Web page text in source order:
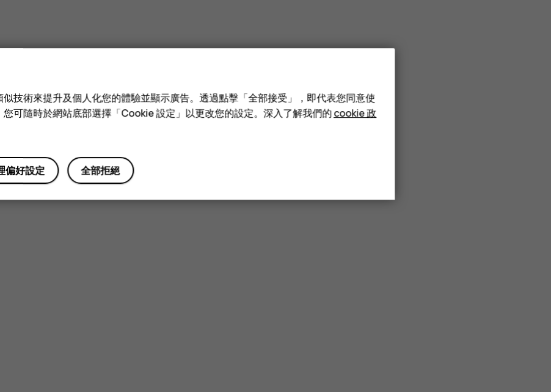
技術來提升及個人化您的體驗並顯示廣告。透過點擊「全部接受」，即代表您同意使
可隨時於網站底部選擇「Cookie 設定」以更改您的設定。深入了解我們的cookie 政
全部拒絕
偏好設定